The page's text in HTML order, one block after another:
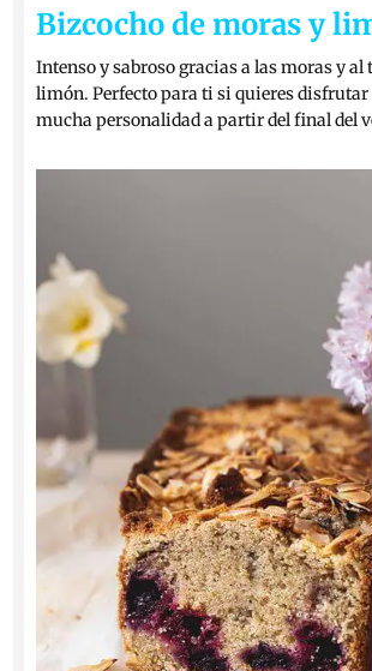
Bizcocho de moras y
Intenso y sabroso gracias a las moras y al
limón. Perfecto para ti si quieres disfrutar
mucha personalidad a partir del final del